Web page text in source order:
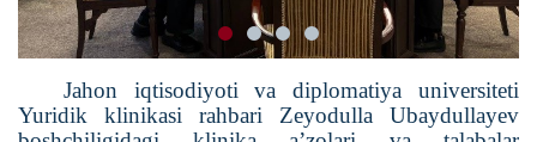
Jahon iqtisodiyoti va diplomatiya universiteti
Yuridik klinikasi rahbari Zeyodulla Ubaydullayev